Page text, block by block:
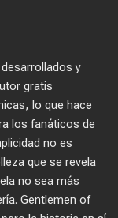
y
gratis
lo que hace
los fanáticos de
no es
que se revela
no sea más
Gentlemen of